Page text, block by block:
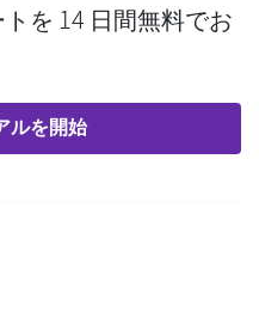
を 14 日間無料でお
ルを開始